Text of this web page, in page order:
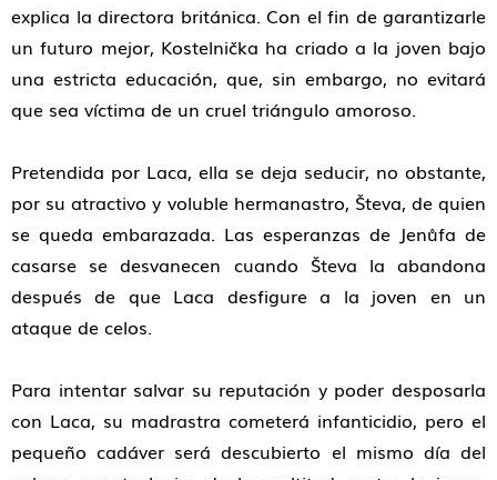
explica la directora británica. Con el fin de garantizarle
un futuro mejor, Kostelnička ha criado a la joven bajo
una estricta educación, que, sin embargo, no evitará
que sea víctima de un cruel triángulo amoroso.
Pretendida por Laca, ella se deja seducir, no obstante,
por su atractivo y voluble hermanastro, Števa, de quien
se queda embarazada. Las esperanzas de Jenůfa de
casarse se desvanecen cuando Števa la abandona
después de que Laca desfigure a la joven en un
ataque de celos.
Para intentar salvar su reputación y poder desposarla
con Laca, su madrastra cometerá infanticidio, pero el
pequeño cadáver será descubierto el mismo día del